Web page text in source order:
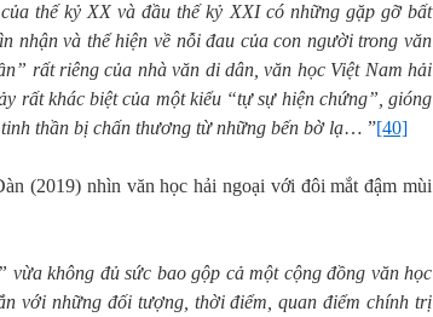
thế kỷ XX và đầu thế kỷ XXI có những gặp gỡ bất
nhận và thể hiện về nỗi đau của con người trong văn
rất riêng của nhà văn di dân, văn học Việt Nam hải
rất khác biệt của một kiểu “tự sự hiện chứng”, gióng
thần bị chấn thương từnhững bến bờ lạ… ”[40]
(2019) nhìn văn học hải ngoại với đôi mắt đậm mùi
không đủ sức bao gộp cả một cộng đồng văn học
với những đối tượng, thời điểm, quan điểm chính trị